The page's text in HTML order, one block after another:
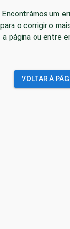
Encontrámos um
para o corrigir o
a página ou entre
VOLTAR À